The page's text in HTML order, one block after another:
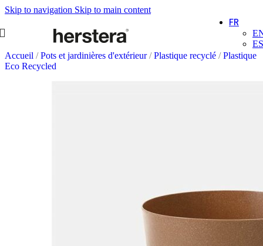
Skip to navigation Skip to main content
FR
ES
Accueil / Pots et jardinières d'extérieur/ Plastique recyclé / Plastique
Eco Recycled